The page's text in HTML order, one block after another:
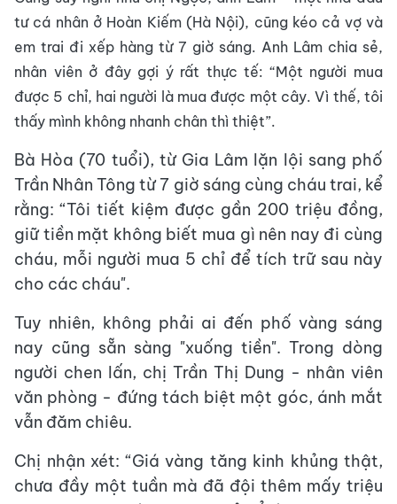
tư cá nhân ở Hoàn Kiếm (Hà Nội), cũng kéo cả vợ và
em trai đi xếp hàng từ 7 giờ sáng. Anh Lâm chia sẻ,
nhân viên ở đây gợi ý rất thực tế: “Một người mua
được 5 chỉ, hai người là mua được một cây. Vì thế, tôi
thấy mình không nhanh chân thì thiệt”.
Bà Hòa (70 tuổi), từ Gia Lâm lặn lội sang phố
Trần Nhân Tông từ 7 giờ sáng cùng cháu trai, kể
rằng: “Tôi tiết kiệm được gần 200 triệu đồng,
giữ tiền mặt không biết mua gì nên nay đi cùng
cháu, mỗi người mua 5 chỉ để tích trữ sau này
cho các cháu".
Tuy nhiên, không phải ai đến phố vàng sáng
nay cũng sẵn sàng "xuống tiền". Trong dòng
người chen lấn, chị Trần Thị Dung - nhân viên
văn phòng - đứng tách biệt một góc, ánh mắt
vẫn đăm chiêu.
Chị nhận xét: “Giá vàng tăng kinh khủng thật,
chưa đầy một tuần mà đã đội thêm mấy triệu